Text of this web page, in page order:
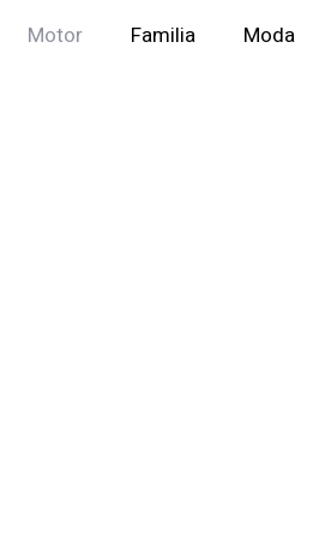
Motor Familia Moda